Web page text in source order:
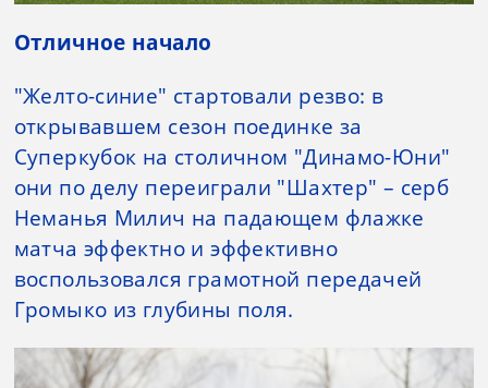
Отличное начало
"Желто-синие" стартовали резво: в
открывавшем сезон поединке за
Суперкубок на столичном "Динамо-Юни"
они по делу переиграли "Шахтер" – серб
Неманья Милич на падающем флажке
матча эффектно и эффективно
воспользовался грамотной передачей
Громыко из глубины поля.